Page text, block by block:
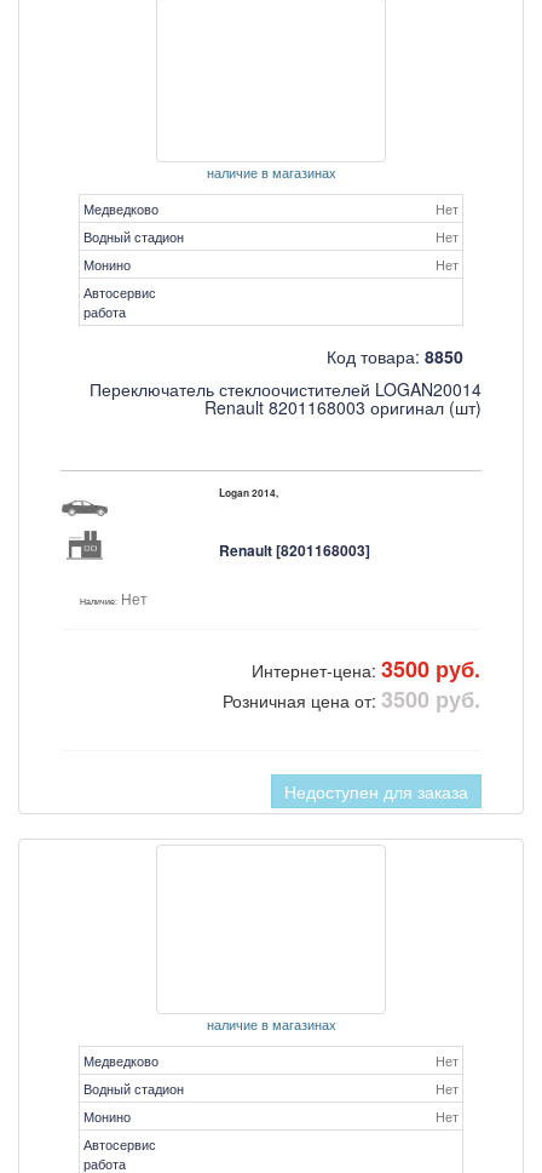
наличие в магазинах
Медведково
Нет
Водный стадион
Нет
Монино
Нет
Автосервис
работа
Код товара: 8850
Переключатель стеклоочистителей LOGAN20014
Renault 8201168003 оригинал (шт)
Logan 2014,
Renault [8201168003]
Наличие: Нет
Интернет-цена: 3500 руб.
Розничная цена от: 3500 руб.
Недоступен для заказа
наличие в магазинах
Медведково
Нет
Водный стадион
Нет
Монино
Нет
Автосервис
работа